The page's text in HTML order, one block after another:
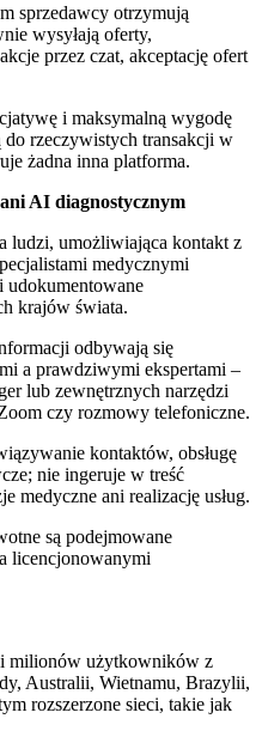
sprzedawcy otrzymują
wysyłają oferty,
przez czat, akceptację ofert
i maksymalną wygodę
do rzeczywistych transakcji w
żadna inna platforma.
AI diagnostycznym
ludzi, umożliwiająca kontakt z
medycznymi
udokumentowane
krajów świata.
odbywają się
a prawdziwymi ekspertami –
lub zewnętrznych narzędzi
czy rozmowy telefoniczne.
kontaktów, obsługę
nie ingeruje w treść
medyczne ani realizację usług.
są podejmowane
licencjonowanymi
milionów użytkowników z
Australii, Wietnamu, Brazylii,
rozszerzone sieci, takie jak